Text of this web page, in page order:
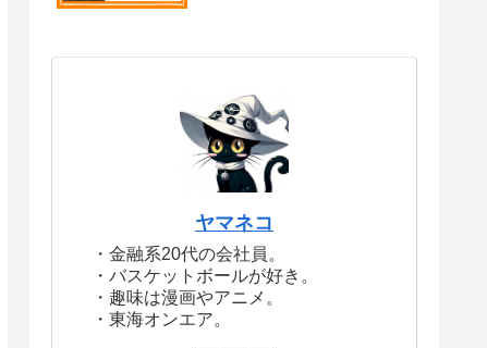
ヤマネコ
・金融系20代の会社員。
・バスケットボールが好き。
・趣味は漫画やアニメ。
・東海オンエア。